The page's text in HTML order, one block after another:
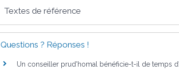
Textes de référence
Questions ? Réponses !
Un conseiller prud'homal bénéficie-t-il de temps